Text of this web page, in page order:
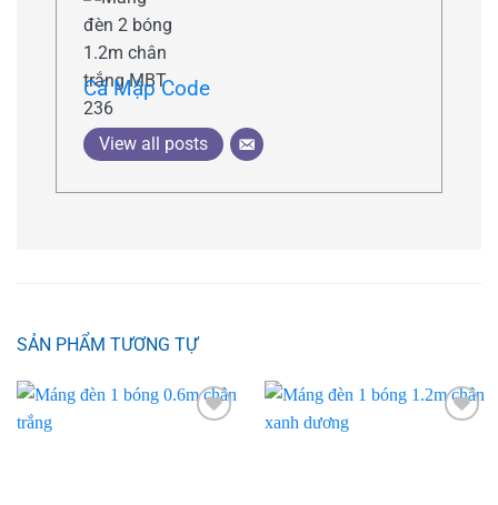
Cá Mập Code
View all posts
SẢN PHẨM TƯƠNG TỰ